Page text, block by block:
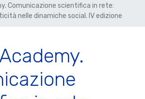
Comunicazione scientifica in rete:
nelle dinamiche social. IV edizione